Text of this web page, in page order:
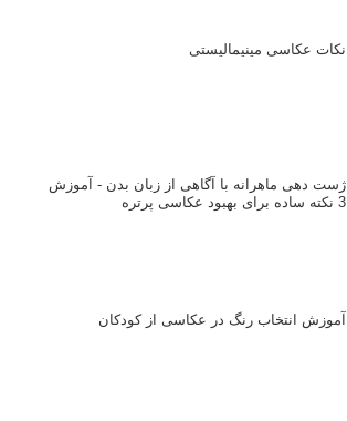
نکات عکاسی مینیمالیستی
ژست دهی ماهرانه با آگاهی از زبان بدن - آموزش
3 نکته ساده برای بهبود عکاسی پرتره
آموزش انتخاب رنگ در عکاسی از کودکان